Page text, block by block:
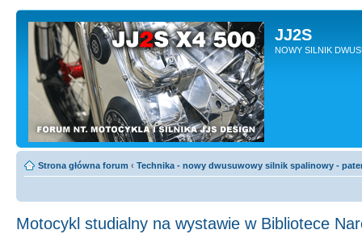
JJ2S
NOWY SILNIK
Strona główna forum ‹ Technika - nowy dwusuwowy silnik spalinowy -
Motocykl studialny na wystawie w Bibliotece